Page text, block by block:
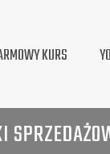
KURS